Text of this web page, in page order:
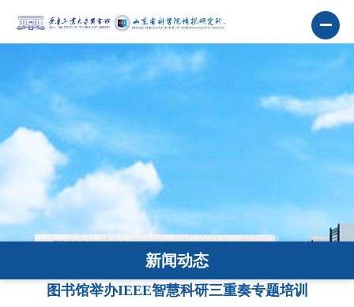
新闻动态
图书馆举办IEEE智慧科研三重奏专题培训